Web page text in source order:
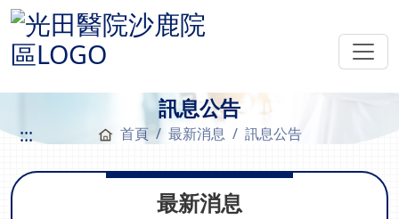
訊息公告
::: 首頁 最新消息 訊息公告
最新消息